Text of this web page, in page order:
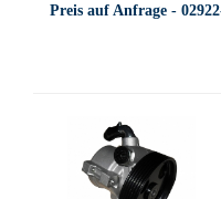
Preis auf Anfrage - 02922-